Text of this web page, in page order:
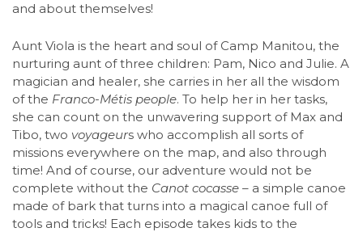
and about themselves!
Aunt Viola is the heart and soul of Camp Manitou, the
nurturing aunt of three children: Pam, Nico and Julie. A
magician and healer, she carries in her all the wisdom
of the Franco-Métis people. To help her in her tasks,
she can count on the unwavering support of Max and
Tibo, two voyageurs who accomplish all sorts of
missions everywhere on the map, and also through
time! And of course, our adventure would not be
complete without the Canot cocasse – a simple canoe
made of bark that turns into a magical canoe full of
tools and tricks! Each episode takes kids to the